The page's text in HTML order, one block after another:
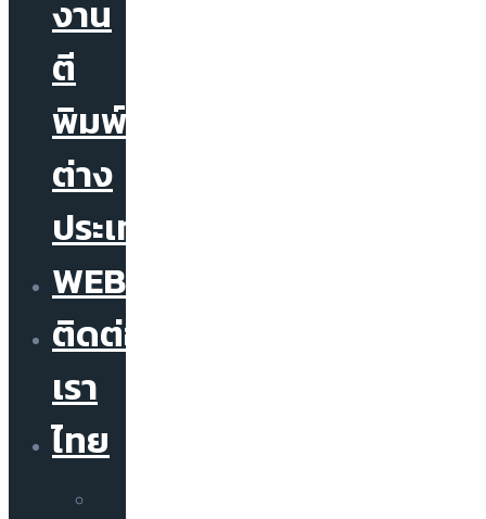
งาน
ตี
พิมพ์
ต่าง
ประเทศ
WEBINAR
ติดต่อ
เรา
ไทย